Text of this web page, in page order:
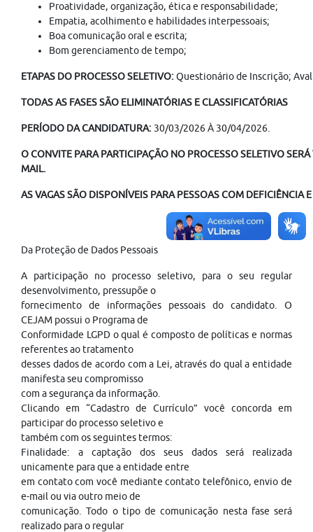
Proatividade, organização, ética e responsabilidade;
Empatia, acolhimento e habilidades interpessoais;
Boa comunicação oral e escrita;
Bom gerenciamento de tempo;
ETAPAS DO PROCESSO SELETIVO:Questionário de Inscrição;
TODAS AS FASES SÃO ELIMINATÓRIAS E CLASSIFICATÓRIAS
PERÍODO DA CANDIDATURA: 30/03/2026 À 30/04/2026.
O CONVITE PARA PARTICIPAÇÃO NO PROCESSO SELETIVO SERÁ
MAIL.
AS VAGAS SÃO DISPONÍVEIS PARA PESSOAS COM DEFICIÊNCIA
Da Proteção de Dados Pessoais
A participação no processo seletivo, para o seu regular
desenvolvimento, pressupõe o
fornecimento de informações pessoais do candidato. O
CEJAM possui o Programa de
Conformidade LGPD o qual é composto de políticas e normas
referentes ao tratamento
desses dados de acordo com a Lei, através do qual a entidade
manifesta seu compromisso
com a segurança da informação.
Clicando em “Cadastro de Currículo” você concorda em
participar do processo seletivo e
também com os seguintes termos:
Finalidade: a captação dos seus dados será realizada
unicamente para que a entidade entre
em contato com você mediante contato telefônico, envio de
e-mail ou via outro meio de
comunicação. Todo o tipo de comunicação nesta fase será
realizado para o regular